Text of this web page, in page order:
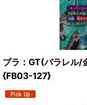
ブラ：GT(パラレル/
{FB03-127}